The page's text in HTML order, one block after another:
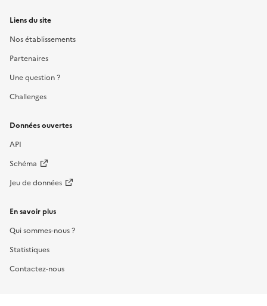
Liens du site
Nos établissements
Partenaires
Une question ?
Challenges
Données ouvertes
API
Schéma
Jeu de données
En savoir plus
Qui sommes-nous ?
Statistiques
Contactez-nous